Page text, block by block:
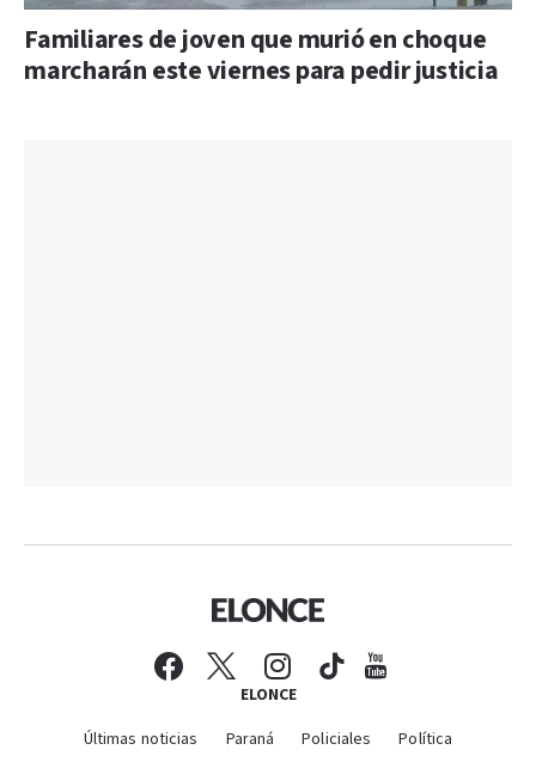
Familiares de joven que murió en choque
marcharán este viernes para pedir justicia
ELONCE
Últimas noticias Paraná Policiales
Política